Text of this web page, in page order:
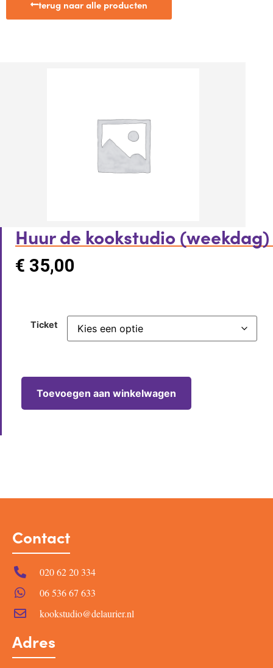
terug naar alle producten
Huur de kookstudio (weekdag)
€ 35,00
Ticket
Toevoegen aan winkelwagen
Contact
020 62 20 334
06 536 67 633
kookstudio@delaurier.nl
Adres